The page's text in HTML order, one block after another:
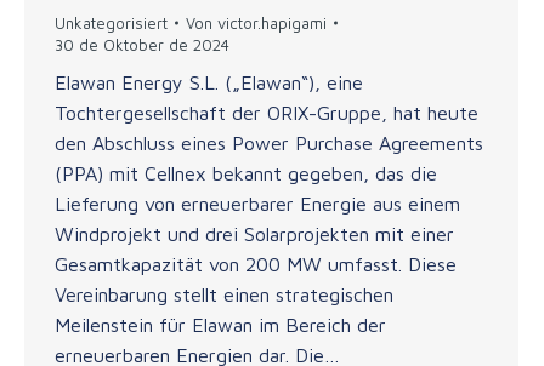
Unkategorisiert Von victor.hapigami
30 de Oktober de 2024
Elawan Energy S.L. („Elawan“), eine
Tochtergesellschaft der ORIX-Gruppe, hat heute
den Abschluss eines Power Purchase Agreements
(PPA) mit Cellnex bekannt gegeben, das die
Lieferung von erneuerbarer Energie aus einem
Windprojekt und drei Solarprojekten mit einer
Gesamtkapazität von 200 MW umfasst. Diese
Vereinbarung stellt einen strategischen
Meilenstein für Elawan im Bereich der
erneuerbaren Energien dar. Die…